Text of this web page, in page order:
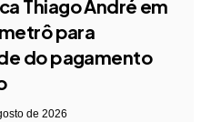
Thiago André em
para
do pagamento
de 2026